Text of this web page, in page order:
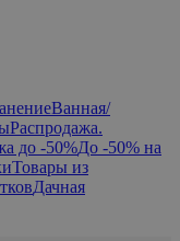
Ванная/
Распродажа.
до -50%До -50% на
Товары из
Дачная